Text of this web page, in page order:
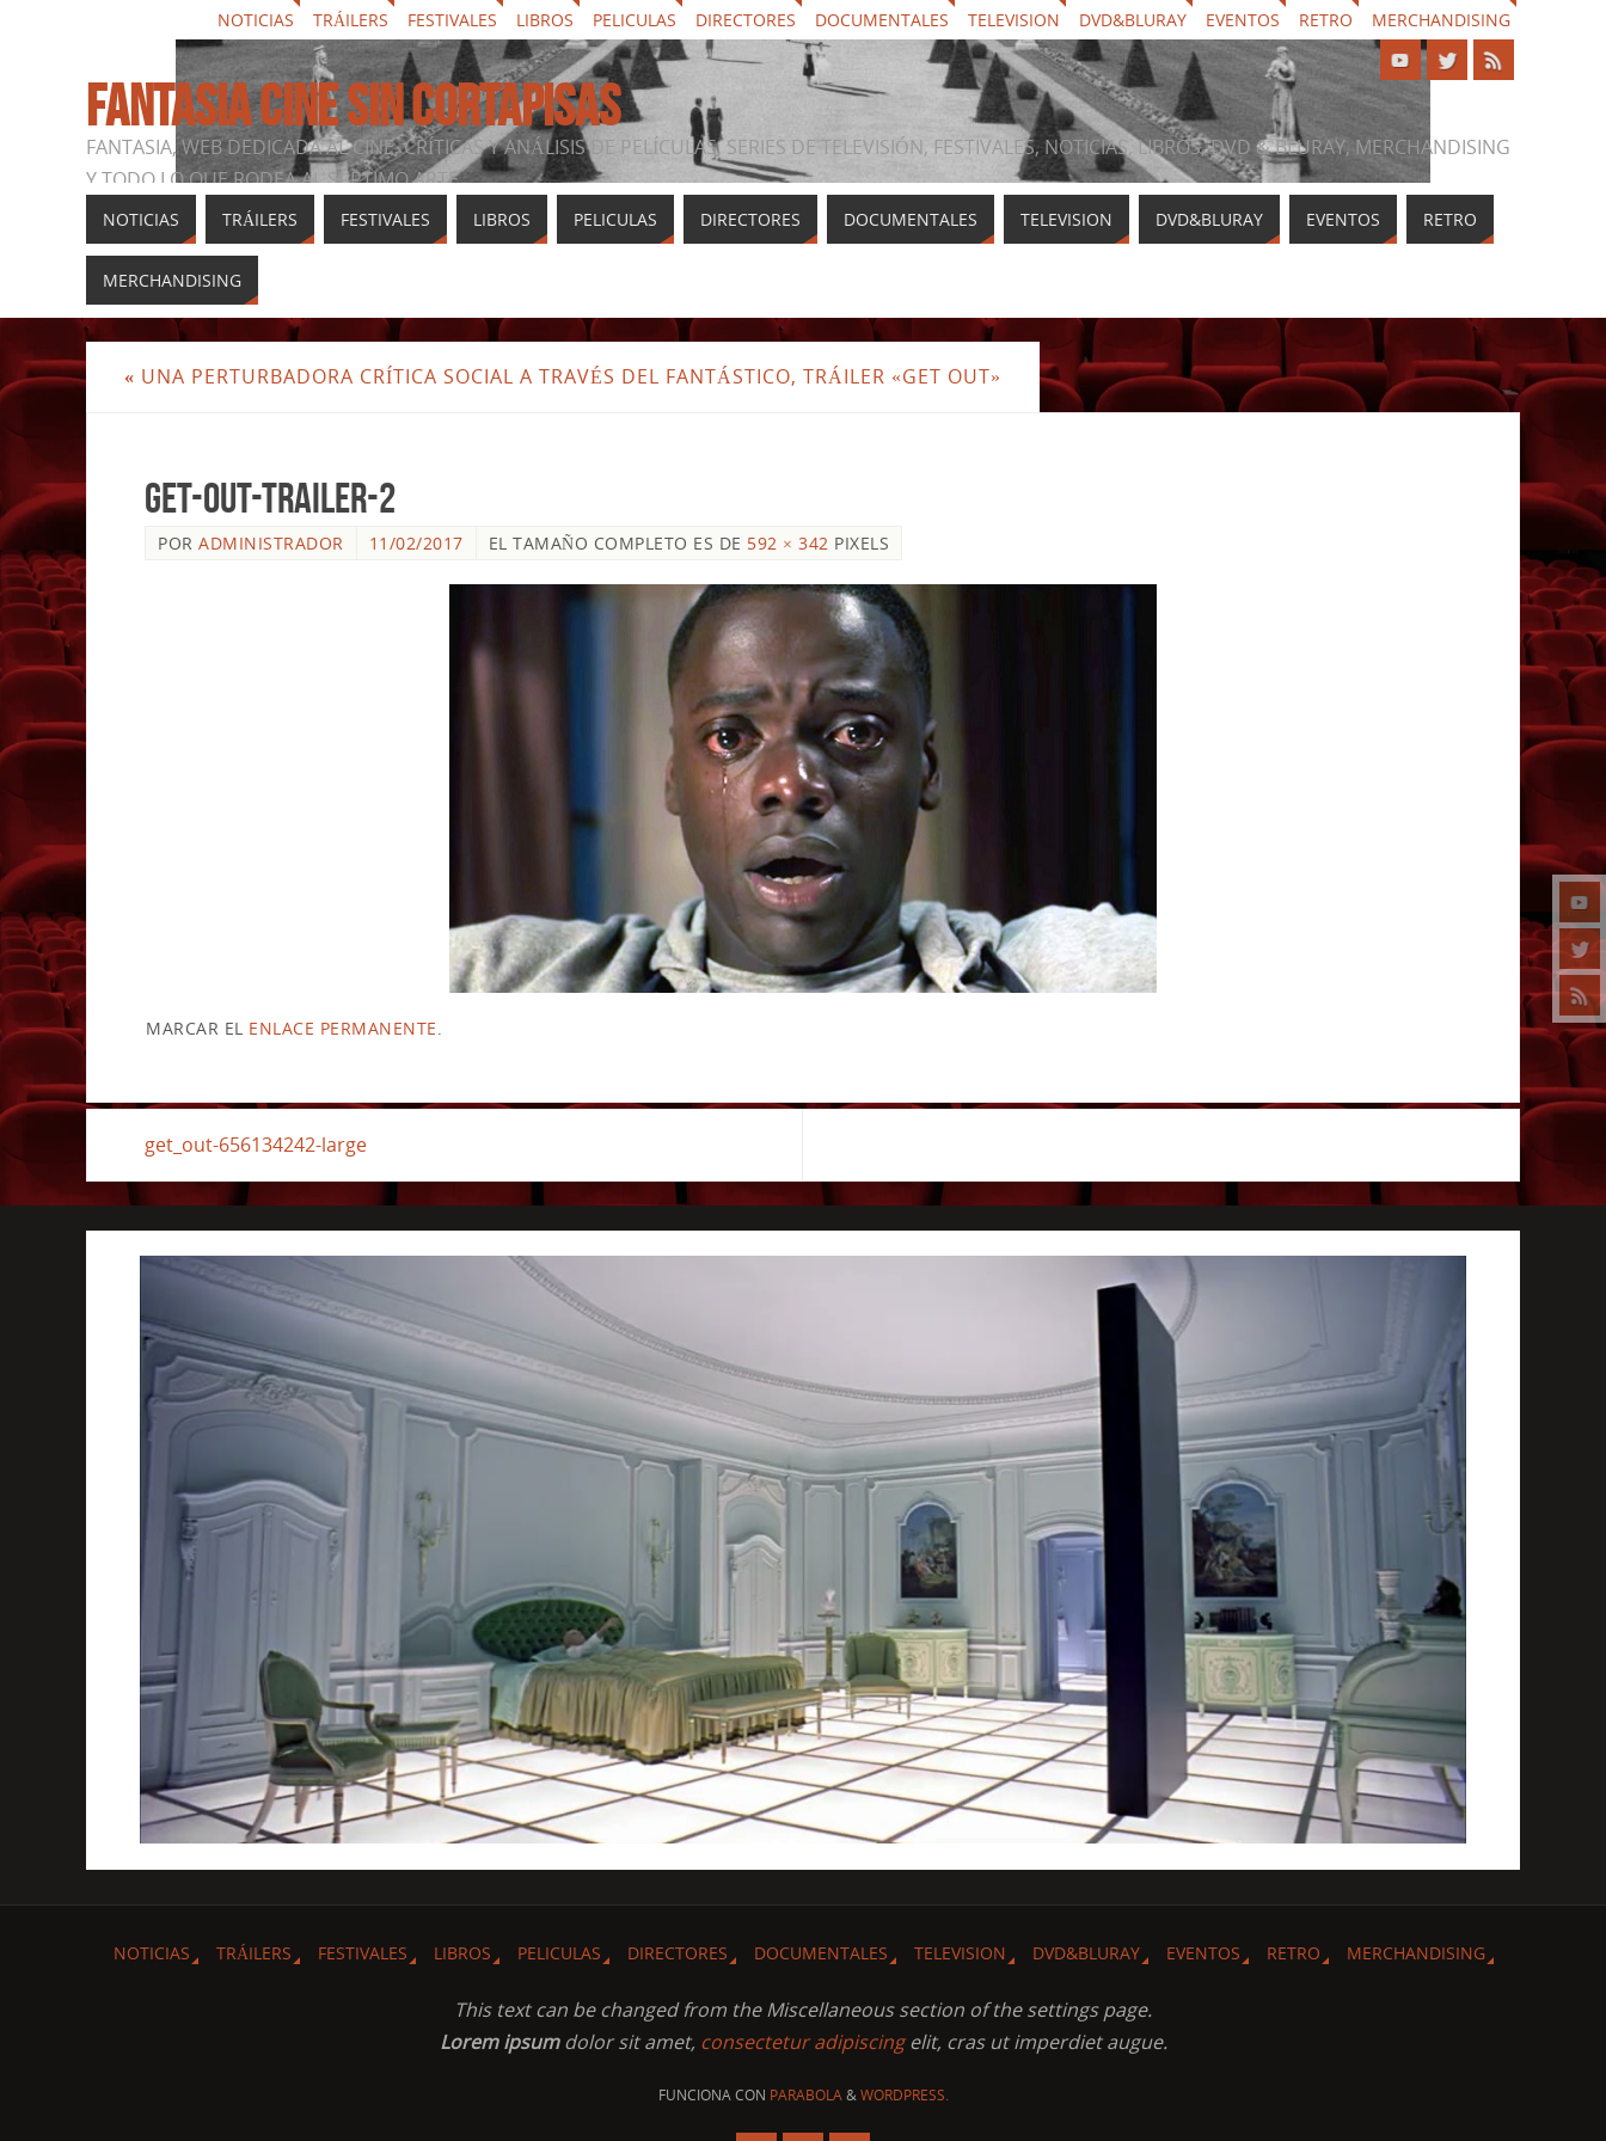
NOTICIAS TRÁILERS FESTIVALES LIBROS PELICULAS DIRECTORES DOCUMENTALES TELEVISION DVD&BLURAY EVENTOS RETRO MERCHANDISING
FANTASIA CINE SIN CORTAPISAS
FANTASIA, WEB DEDICADA AL CINE, CRÍTICAS Y ANÁLISIS DE PELÍCULAS, SERIES DE TELEVISIÓN, FESTIVALES, NOTICIAS, LIBROS, DVD & BLURAY, MERCHANDISING
Y TODO LO QUE RODEA AL SÉPTIMO ARTE
NOTICIAS TRÁILERS FESTIVALES LIBROS PELICULAS DIRECTORES DOCUMENTALES TELEVISION DVD&BLURAY EVENTOS RETRO
MERCHANDISING
« UNA PERTURBADORA CRÍTICA SOCIAL A TRAVÉS DEL FANTÁSTICO, TRÁILER «GET OUT»
get-out-trailer-2
POR ADMINISTRADOR 11/02/2017 EL TAMAÑO COMPLETO ES DE 592 × 342 PIXELS
MARCAR EL ENLACE PERMANENTE
get_out-656134242-large
NOTICIAS TRÁILERS FESTIVALES LIBROS PELICULAS DIRECTORES DOCUMENTALES TELEVISION DVD&BLURAY EVENTOS RETRO MERCHANDISING
This text can be changed from the Miscellaneous section of the settings page.
Lorem ipsumdolor sit amet, consectetur adipiscingelit, cras ut imperdiet augue.
FUNCIONA CON PARABOLA&WORDPRESS.